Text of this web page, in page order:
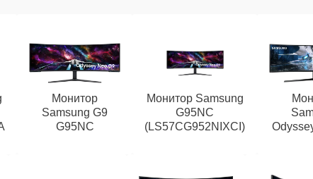
Монитор
Samsung G9
G95NC
Монитор Samsung
G95NC
(LS57CG952NIXCI)